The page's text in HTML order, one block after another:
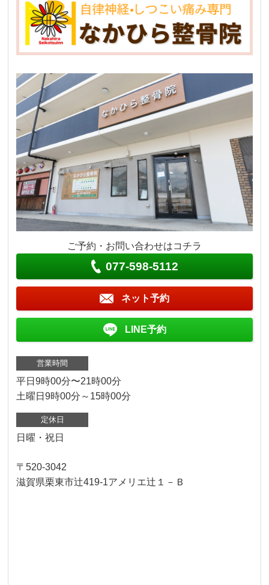
ご予約・お問い合わせはコチラ
077-598-5112
ネット予約
LINE予約
営業時間
平日9時00分〜21時00分
土曜日9時00分～15時00分
定休日
日曜・祝日
〒520-3042
滋賀県栗東市辻419-1アメリエ辻１－Ｂ